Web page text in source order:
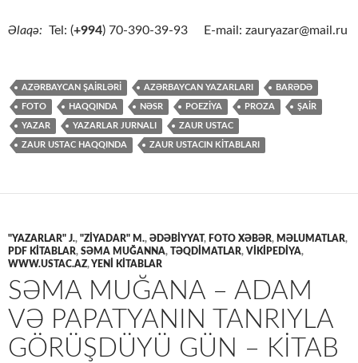
Əlaqə: Tel: (+994) 70-390-39-93 E-mail: zauryazar@mail.ru
AZƏRBAYCAN ŞAİRLƏRİ AZƏRBAYCAN YAZARLARI BARƏDƏ
FOTO HAQQINDA NƏSR POEZİYA PROZA ŞAİR
YAZAR YAZARLAR JURNALI ZAUR USTAC
ZAUR USTAC HAQQINDA ZAUR USTACIN KİTABLARI
"YAZARLAR" J., "ZİYADAR" M., ƏDƏBİYYAT, FOTO XƏBƏR, MƏLUMATLAR,
PDF KİTABLAR, SƏMA MUĞANNA, TƏQDİMATLAR, VİKİPEDİYA,
WWW.USTAC.AZ,YENİ KİTABLAR
SƏMA MUĞANA – ADAM
VƏ PAPATYANIN TANRIYLA
GÖRÜŞDÜYÜ GÜN – KİTAB